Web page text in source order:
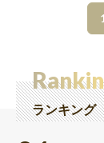
ランキング